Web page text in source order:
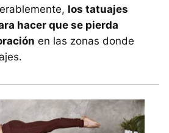
los tatuajes
hacer que se pierda
en las zonas donde